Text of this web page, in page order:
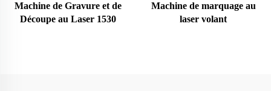
Machine de Gravure et de
Découpe au Laser 1530
Machine de marquage au
laser volant